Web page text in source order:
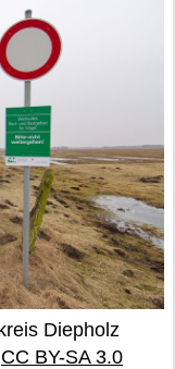
Diepholz
CC BY-SA 3.0